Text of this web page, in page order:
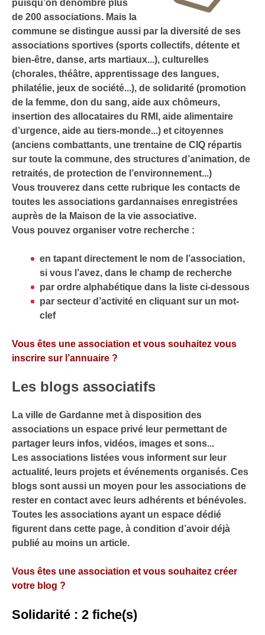
puisqu’on dénombre plus
de 200 associations. Mais la
commune se distingue aussi par la diversité de ses
associations sportives (sports collectifs, détente et
bien-être, danse, arts martiaux...), culturelles
(chorales, théâtre, apprentissage des langues,
philatélie, jeux de société...), de solidarité (promotion
de la femme, don du sang, aide aux chômeurs,
insertion des allocataires du RMI, aide alimentaire
d’urgence, aide au tiers-monde...) et citoyennes
(anciens combattants, une trentaine de CIQ répartis
sur toute la commune, des structures d’animation, de
retraités, de protection de l’environnement...)
Vous trouverez dans cette rubrique les contacts de
toutes les associations gardannaises enregistrées
auprès de la Maison de la vie associative.
Vous pouvez organiser votre recherche :
en tapant directement le nom de l’association,
si vous l’avez, dans le champ de recherche
par ordre alphabétique dans la liste ci-dessous
par secteur d’activité en cliquant sur un mot-
clef
Vous êtes une association et vous souhaitez vous
inscrire sur l’annuaire ?
Les blogs associatifs
La ville de Gardanne met à disposition des
associations un espace privé leur permettant de
partager leurs infos, vidéos, images et sons...
Les associations listées vous informent sur leur
actualité, leurs projets et événements organisés. Ces
blogs sont aussi un moyen pour les associations de
rester en contact avec leurs adhérents et bénévoles.
Toutes les associations ayant un espace dédié
figurent dans cette page, à condition d’avoir déjà
publié au moins un article.
Vous êtes une association et vous souhaitez créer
votre blog ?
Solidarité : 2 fiche(s)